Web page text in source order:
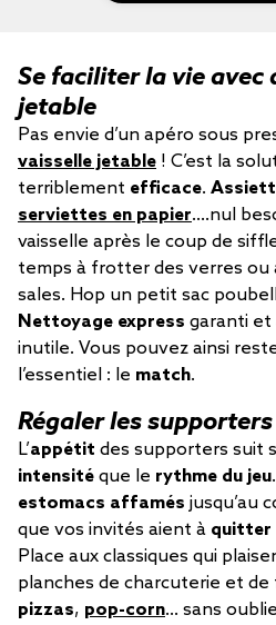
Se faciliter la vie avec
jetable
Pas envie d’un apéro sous
vaisselle jetable ! C’est la
terriblement efficace.
serviettes en papier….nul
vaisselle après le coup de
temps à frotter des verres ou
sales. Hop un petit sac
Nettoyage express garanti et
inutile. Vous pouvez ainsi
l’essentiel : le match.
Régaler les
L’appétit des supporters suit
intensité que le rythme du jeu
estomacs affamés jusqu’au
que vos invités aient à quitter
Place aux classiques qui
planches de charcuterie et de
pizzas, pop-corn… sans